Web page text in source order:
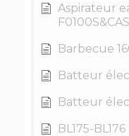
Aspirateur
Barbecue
Batteur
Batteur
BL175-BL176